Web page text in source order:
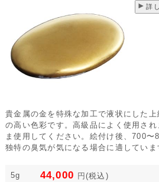
詳
貴金属の金を特殊な加工で液状にした
の高い色彩です。高級品によく使用さ
ま使用してください。絵付け後、700
独特の臭気が気になる場合に適していま
5g 44,000 円 (税込)